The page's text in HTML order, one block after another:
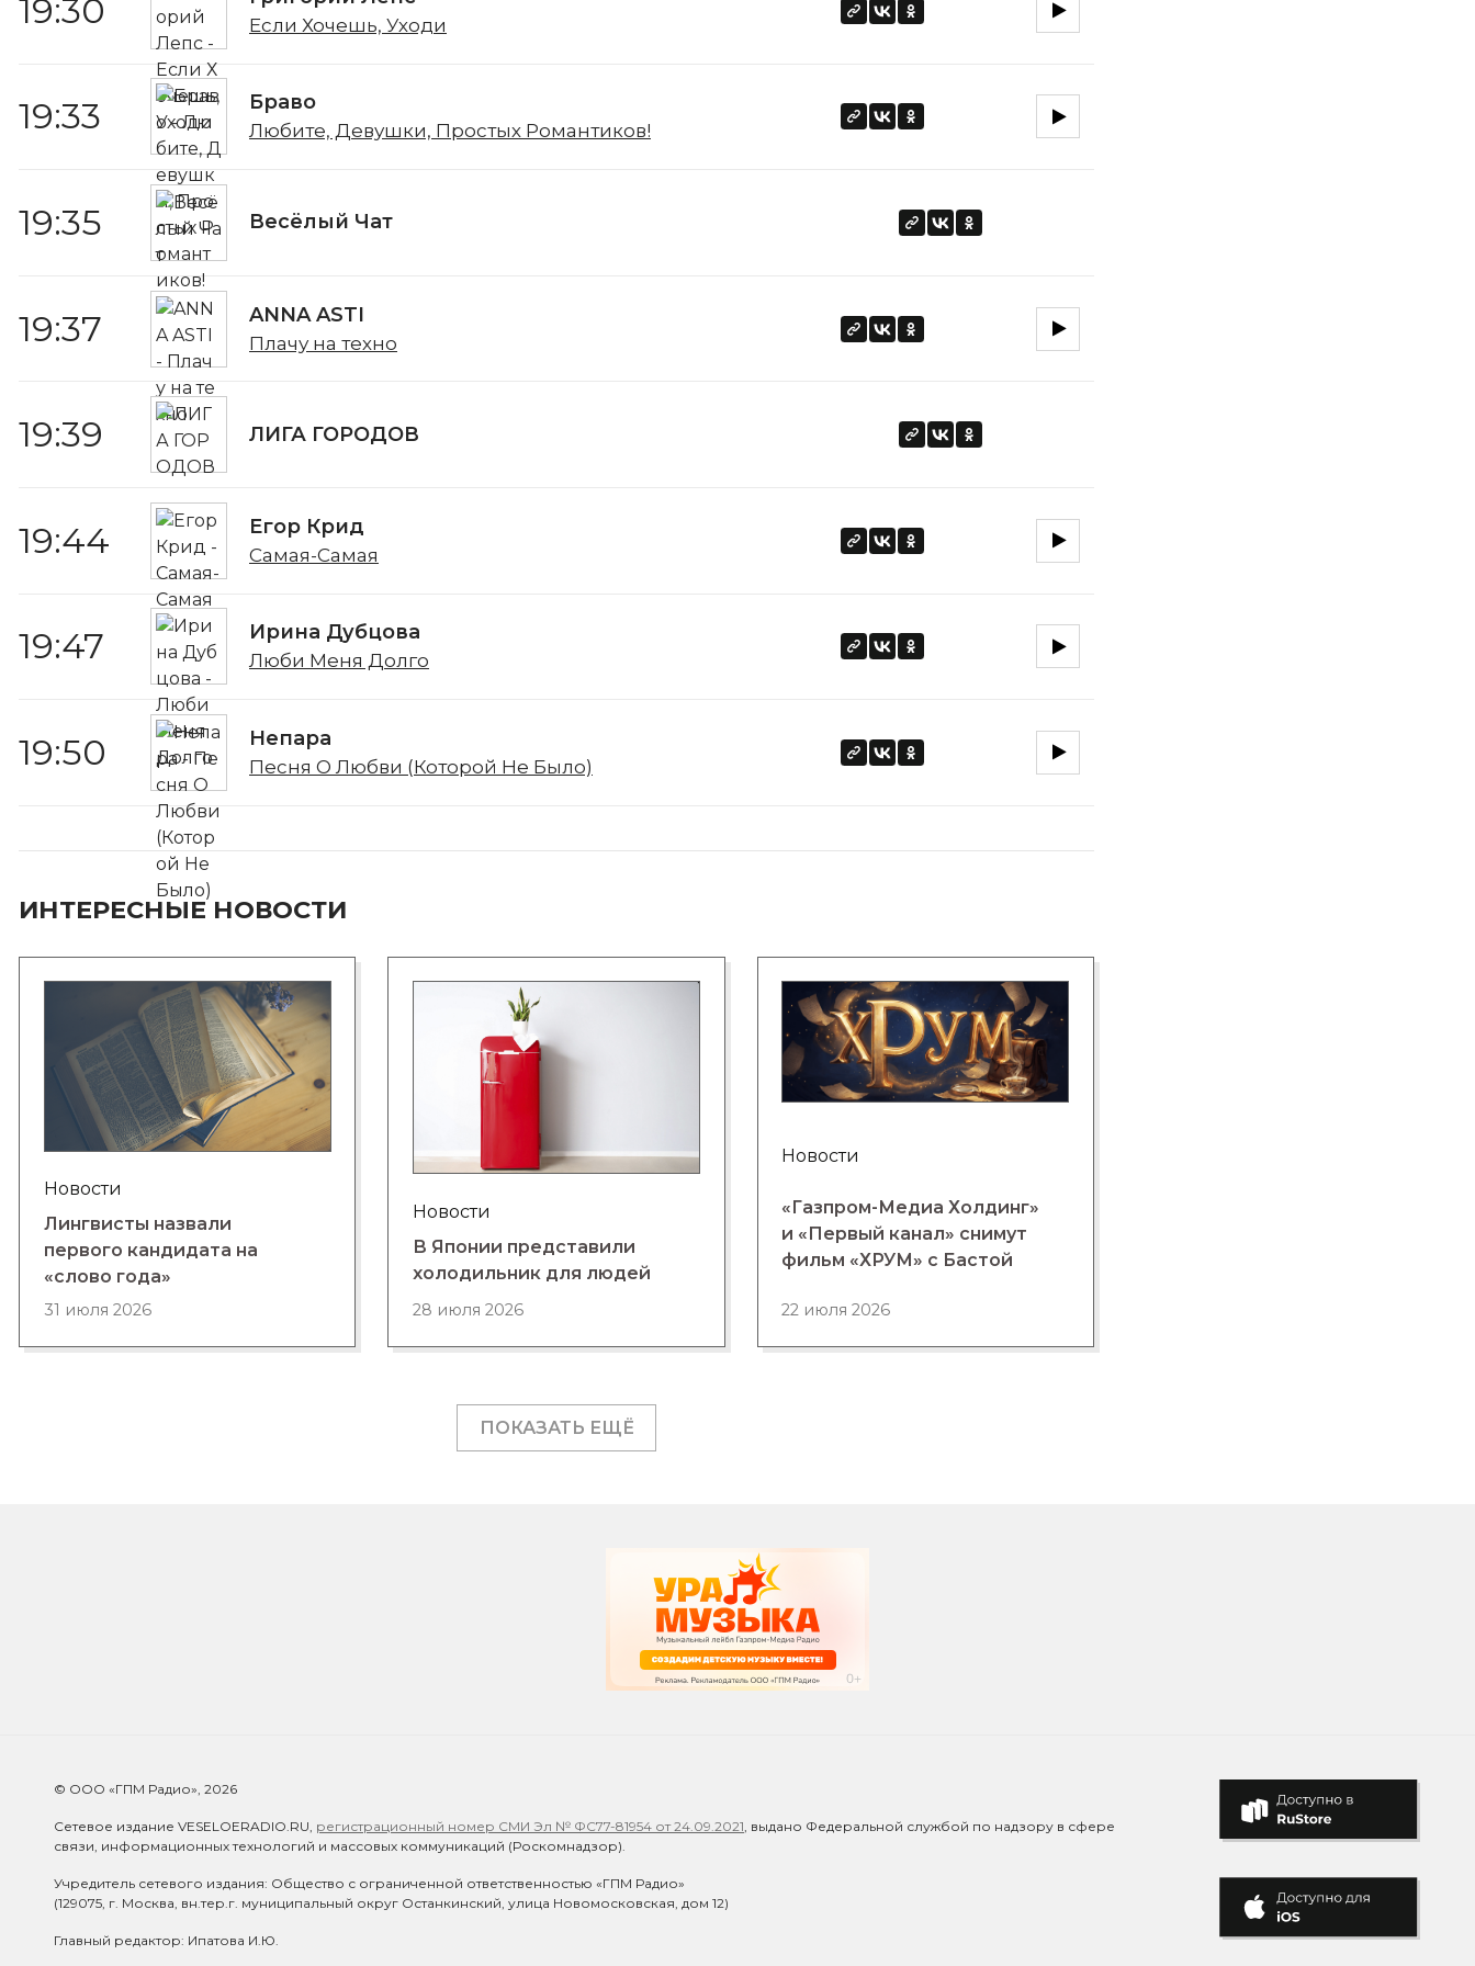
19:30 Если Хочешь, Уходи
19:33 Браво
Любите, Девушки, Простых Романтиков!
19:35 Весёлый Чат
19:37 ANNA ASTI
Плачу на техно
19:39 ЛИГА ГОРОДОВ
19:44 Егор Крид
Самая-Самая
19:47 Ирина Дубцова
Люби Меня Долго
19:50 Непара
Песня О Любви (Которой Не Было)
ИНТЕРЕСНЫЕ НОВОСТИ
Новости
Лингвисты назвали
первого кандидата на
«слово года»
31 июля 2026
Новости
В Японии представили
холодильник для людей
28 июля 2026
Новости
«Газпром-Медиа Холдинг»
и «Первый канал» снимут
фильм «ХРУМ» с Бастой
22 июля 2026
ПОКАЗАТЬ ЕЩЁ
© ООО «ГПМ Радио», 2026
Сетевое издание VESELOERADIO.RU, регистрационный номер СМИ Эл № ФС77-81954 от 24.09.2021, выдано Федеральной службой по надзору в сфере
связи, информационных технологий и массовых коммуникаций (Роскомнадзор).
Учредитель сетевого издания: Общество с ограниченной ответственностью «ГПМ Радио»
(129075, г. Москва, вн.тер.г. муниципальный округ Останкинский, улица Новомосковская, дом 12)
Главный редактор: Ипатова И.Ю.